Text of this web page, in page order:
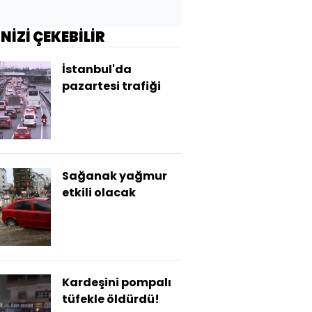
ÇEKEBİLİR
İstanbul'da
pazartesi trafiği
Sağanak yağmur
etkili olacak
Kardeşini pompalı
tüfekle öldürdü!